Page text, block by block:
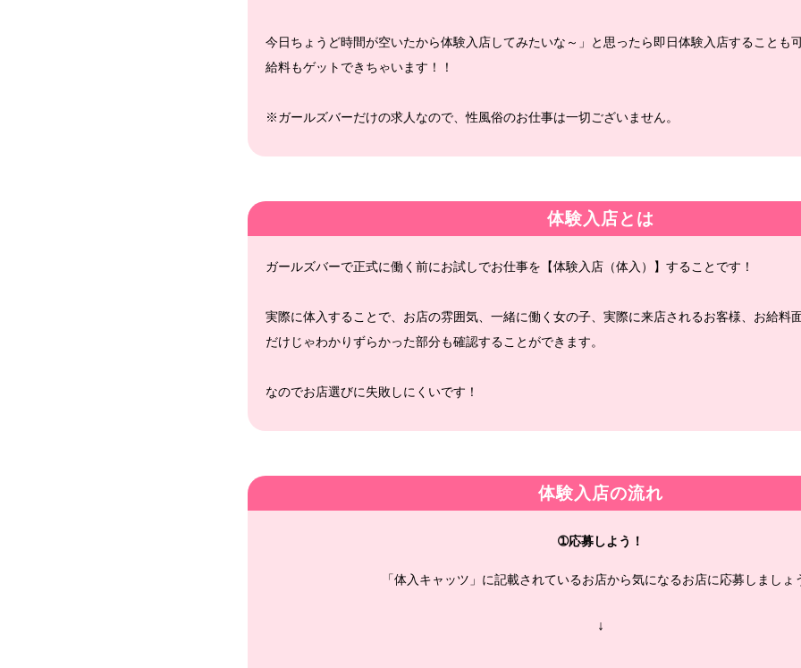
今日ちょうど時間が空いたから体験入店してみたいな～」と思ったら即日体験入店することも
給料もゲットできちゃいます！！
※ガールズバーだけの求人なので、性風俗のお仕事は一切ございません。
体験入店とは
ガールズバーで正式に働く前にお試しでお仕事を【体験入店（体入）】することです！
実際に体入することで、お店の雰囲気、一緒に働く女の子、実際に来店されるお客様、お給料
だけじゃわかりずらかった部分も確認することができます。
なのでお店選びに失敗しにくいです！
体験入店の流れ
➀応募しよう！
「体入キャッツ」に記載されているお店から気になるお店に応募しましょ
↓